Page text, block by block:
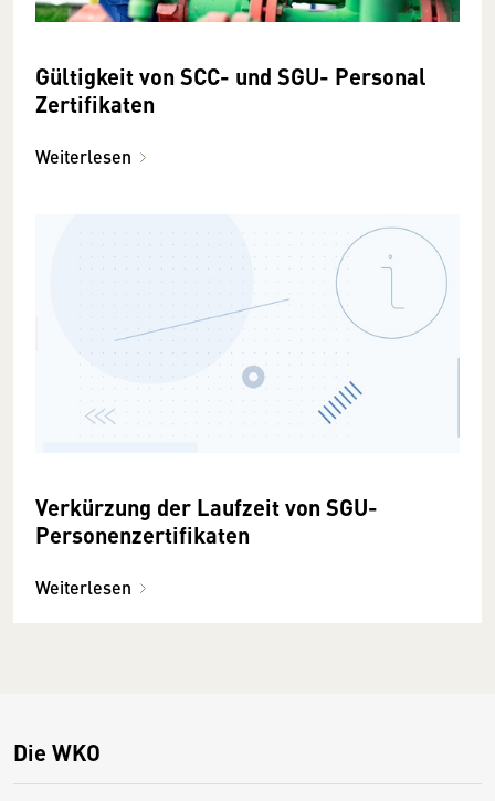
Gültigkeit von SCC- und SGU- Personal
Zertifikaten
Weiterlesen
Verkürzung der Laufzeit von SGU-
Personenzertifikaten
Weiterlesen
Die WKO